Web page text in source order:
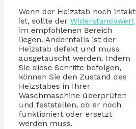
Wenn der Heizstab noch intakt
ist, sollte der Widerstandswert
im empfohlenen Bereich
liegen. Andernfalls ist der
Heizstab defekt und muss
ausgetauscht werden. Indem
Sie diese Schritte befolgen,
können Sie den Zustand des
Heizstabes in Ihrer
Waschmaschine überprüfen
und feststellen, ob er noch
funktioniert oder ersetzt
werden muss.